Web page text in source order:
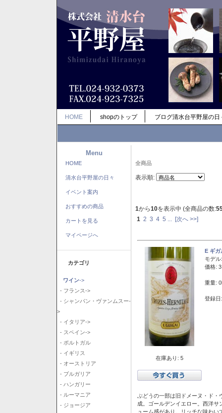
HOME shopのトップ ブログ清水台平野屋の日
Menu
HOME
清水台平野屋の日々
イベント案内
おすすめの商品
カートを見る
マイページへ
カテゴリ
ワイン->
- フランス->
- シャンパン・ヴァンムスー-
>
- イタリア->
- スペイン->
- ポルトガル
- イギリス
- オーストリア
- ブルガリア
- ハンガリー
- ルーマニア
- ジョージア
全商品
表示順:
1から10を表示中 (全商品の数:
1 2 3 4 5 [次へ >>]
在庫あり: 5
E ギ
モデル:
価格:
重量:
登録
ぶどうの一部は旧ドメーヌ・ド・
成。ゴールデンイエロー。西洋
ューム感があり、リッチな味わい